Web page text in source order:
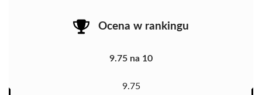
Ocena w rankingu
9.75 na 10
9.75